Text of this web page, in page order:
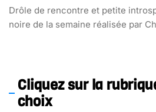
Drôle de rencontre et petite
noire de la semaine réalisée par
Cliquez sur la
choix